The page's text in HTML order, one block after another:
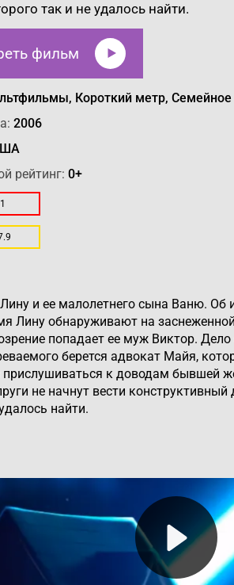
так и не удалось найти.
фильм
Короткий метр, Семейное
2006
рейтинг: 0+
и ее малолетнего сына Ваню.
Лину обнаруживают на
попадает ее муж Виктор.
берется адвокат Майя,
к доводам бывшей
не начнут вести конструктивный
найти.